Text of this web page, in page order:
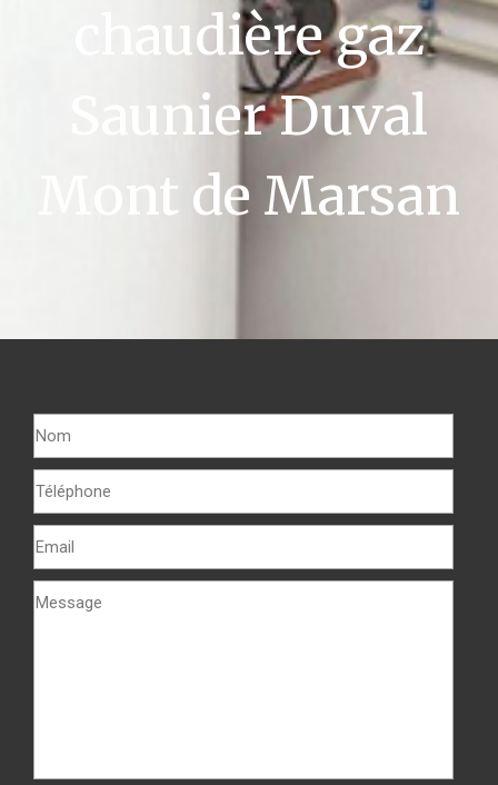
chaudière gaz
Saunier Duval
Mont de Marsan